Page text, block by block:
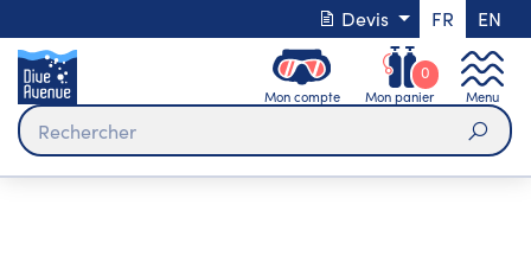
Devis FR EN
Mon compte Mon panier
0
Menu